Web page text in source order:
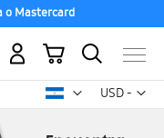
o Mastercard
USD -
dólar
Mi carrito